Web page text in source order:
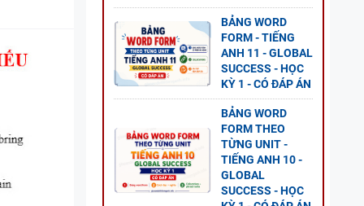
-
BẢNG WORD
FORM - TIẾNG
ANH 11 - GLOBAL
SUCCESS - HỌC
KỲ 1 - CÓ ĐÁP ÁN
BẢNG WORD
FORM THEO
TỪNG UNIT -
TIẾNG ANH 10 -
GLOBAL
SUCCESS - HỌC